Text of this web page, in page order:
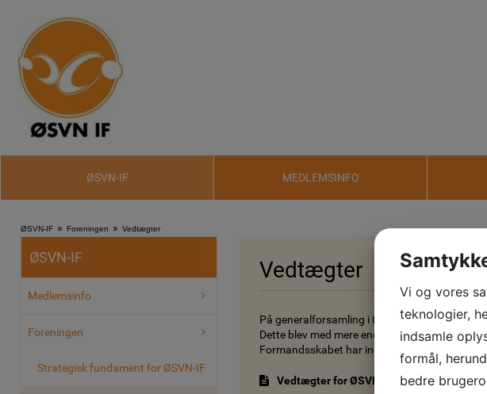
ØSVN-IF MEDLEMSINFO
ØSVN-IF » Foreningen » Vedtægter
ØSVN-IF
Medlemsinfo
Foreningen
Strategisk fundament for ØSVN-IF
Vedtægter
På generalforsamling i ØSVN IF den 1.
Dette blev med mere end 2/3 dels flertal
Formandsskabet har indarbejdet denne
Vedtægter for ØSVN IF, vedtaget den 28.
Vi og vores
teknologier,
indsamle
formål,
bedre